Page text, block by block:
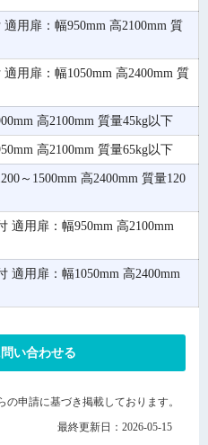
用扉：幅950mm 高2100mm 質
用扉：幅1050mm 高2400mm 質
高2100mm 質量45kg以下
高2100mm 質量65kg以下
～1500mm 高2400mm 質量120
適用扉：幅950mm 高2100mm
適用扉：幅1050mm 高2400mm
い合わせる
申請に基づき掲載しております。
最終更新日：2026-05-15